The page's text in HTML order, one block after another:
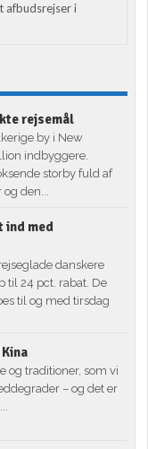
afbudsrejser i
rejsemål
by i New
indbyggere.
storby fuld af
den...
ind med
danskere
til 24 pct. rabat. De
til og med tirsdag
og traditioner, som vi
– og det er